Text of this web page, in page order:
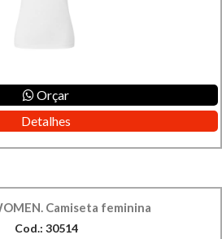
Orçar
Detalhes
Camiseta feminina
Cod.: 30514